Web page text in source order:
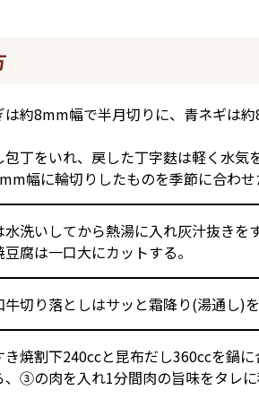
は約8mm幅で半月切りに、青ネギは
丁をいれ、戻した丁字麩は軽く水気
幅に輪切りしたものを季節に合わせ
水洗いしてから熱湯に入れ灰汁抜き
豆腐は一口大にカットする。
牛切り落としはサッと霜降り(湯通し)
き焼割下240ccと昆布だし360ccを鍋に
③の肉を入れ1分間肉の旨味をタレに